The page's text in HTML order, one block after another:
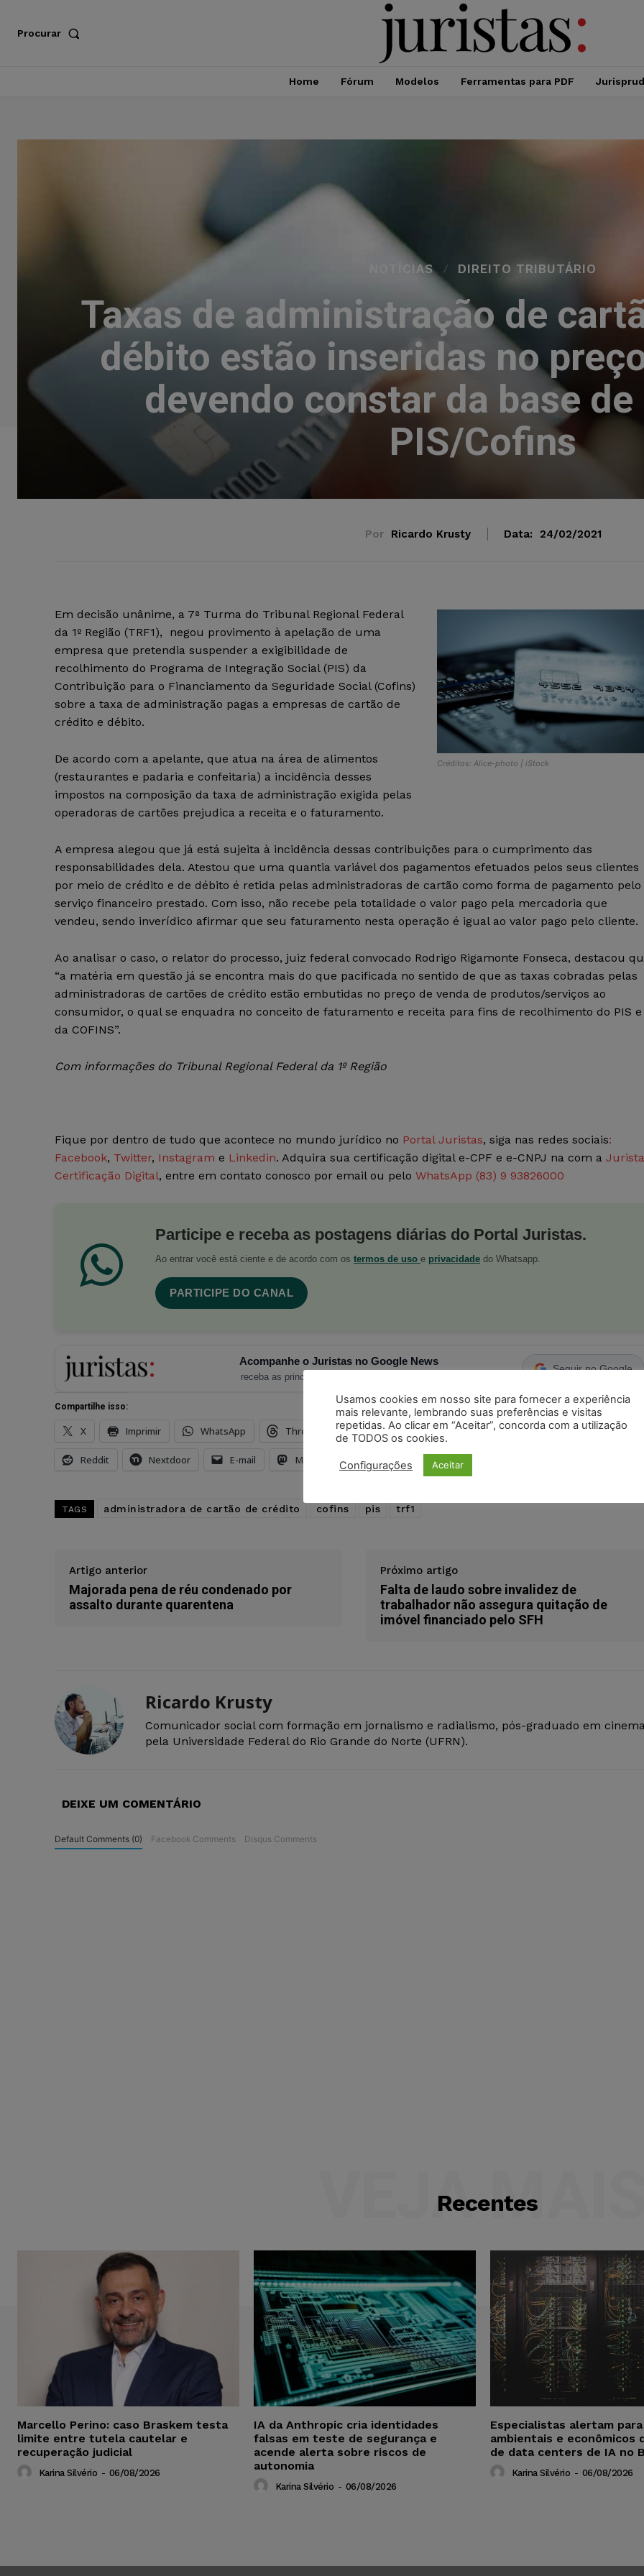
Procurar
Home Fórum Modelos Ferramentas para PDF
NOTÍCIAS DIREITO TRIBUTÁRIO
Taxas de administração de
débito estão inseridas no
devendo constar da base
PIS/Cofins
Por Ricardo Krusty Data: 24/02/2021
Créditos: Alice-photo | iStock
Em decisão unânime, a 7ª Turma do Tribunal Regional Federal
da 1º Região (TRF1), negou provimento à apelação de uma
empresa que pretendia suspender a exigibilidade de
recolhimento do Programa de Integração Social (PIS) da
Contribuição para o Financiamento da Seguridade Social (Cofins)
sobre a taxa de administração pagas a empresas de cartão de
crédito e débito.
De acordo com a apelante, que atua na área de alimentos
(restaurantes e padaria e confeitaria) a incidência desses
impostos na composição da taxa de administração exigida pelas
operadoras de cartões prejudica a receita e o faturamento.
A empresa alegou que já está sujeita à incidência dessas contribuições para o cumprimento das
responsabilidades dela. Atestou que uma quantia variável dos pagamentos efetuados pelos seus clientes
por meio de crédito e de débito é retida pelas administradoras de cartão como forma de pagamento pelo
serviço financeiro prestado. Com isso, não recebe pela totalidade o valor pago pela mercadoria que
vendeu, sendo inverídico afirmar que seu faturamento nesta operação é igual ao valor pago pelo cliente.
Ao analisar o caso, o relator do processo, juiz federal convocado Rodrigo Rigamonte Fonseca, destacou
“a matéria em questão já se encontra mais do que pacificada no sentido de que as taxas cobradas pelas
administradoras de cartões de crédito estão embutidas no preço de venda de produtos/serviços ao
consumidor, o qual se enquadra no conceito de faturamento e receita para fins de recolhimento do PIS e
da COFINS”.
Com informações do Tribunal Regional Federal da 1º Região
Fique por dentro de tudo que acontece no mundo jurídico no Portal Juristas, siga nas redes sociais:
Facebook, Twitter, Instagram e Linkedin. Adquira sua certificação digital e-CPF e e-CNPJ na com a
Certificação Digital, entre em contato conosco por email ou pelo WhatsApp (83) 9 93826000
Participe e receba as postagens diárias do Portal Juristas.
Ao entrar você está ciente e de acordo com os termos de uso e privacidade do Whatsapp.
PARTICIPE DO CANAL
Acompanhe o Juristas no Google News
receba as principais notícias jurídicas do Brasil
Seguir no Google
Compartilhe isso:
X Imprimir WhatsApp Threads Facebook Telegram Pinterest Tumblr
Reddit Nextdoor E-mail Mastodon LinkedIn
TAGS administradora de cartão de crédito cofins pis trf1
Artigo anterior
Majorada pena de réu condenado por
assalto durante quarentena
Próximo artigo
Falta de laudo sobre invalidez de
trabalhador não assegura quitação de
imóvel financiado pelo SFH
Ricardo Krusty
Comunicador social com formação em jornalismo e radialismo, pós-graduado em
pela Universidade Federal do Rio Grande do Norte (UFRN).
DEIXE UM COMENTÁRIO
Default Comments (0) Facebook Comments Disqus Comments
Recentes
VEJA
Marcello Perino: caso Braskem testa
limite entre tutela cautelar e
recuperação judicial
Karina Silvério - 06/08/2026
IA da Anthropic cria identidades
falsas em teste de segurança e
acende alerta sobre riscos de
autonomia
Karina Silvério - 06/08/2026
Especialistas alertam
ambientais e econômicos
de data centers de IA no
Karina Silvério - 06/08/2026
Usamos cookies em nosso site para fornecer a experiência
mais relevante, lembrando suas preferências e visitas
repetidas. Ao clicar em “Aceitar”, concorda com a utilização
de TODOS os cookies.
Configurações Aceitar